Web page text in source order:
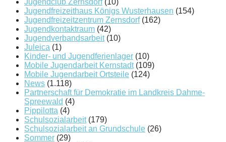
Jugendfreizeithaus Königs Wusterhausen (154)
Jugendfreizeitzentrum Zernsdorf(162)
Jugendkontaktraum (42)
Jugendverbandsarbeit(10)
Juleica (1)
Kinder- und Jugendferienlager (10)
Mobile Jugendarbeit Kernstadt(109)
Mobile Jugendarbeit Ortsteile (124)
News (1.118)
Partnerschaft für Demokratie im Landkreis Dahme-
Spreewald (4)
Pippilotta (4)
Schulsozialarbeit(179)
Schulsozialarbeit an Grundschule (26)
Sommer (29)